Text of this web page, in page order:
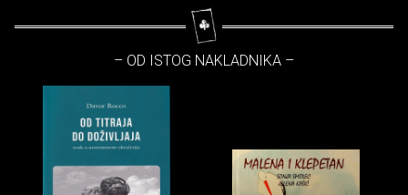
– OD ISTOG NAKLADNIKA –